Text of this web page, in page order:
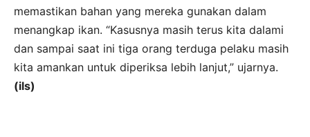
memastikan bahan yang mereka gunakan dalam
menangkap ikan. “Kasusnya masih terus kita dalami
dan sampai saat ini tiga orang terduga pelaku masih
kita amankan untuk diperiksa lebih lanjut,” ujarnya.
(ils)